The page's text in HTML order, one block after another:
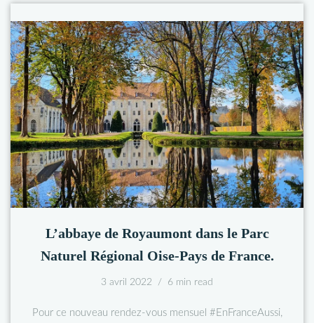
L’abbaye de Royaumont dans le Parc
Naturel Régional Oise-Pays de France.
3 avril 2022 6 min read
Pour ce nouveau rendez-vous mensuel #EnFranceAussi,